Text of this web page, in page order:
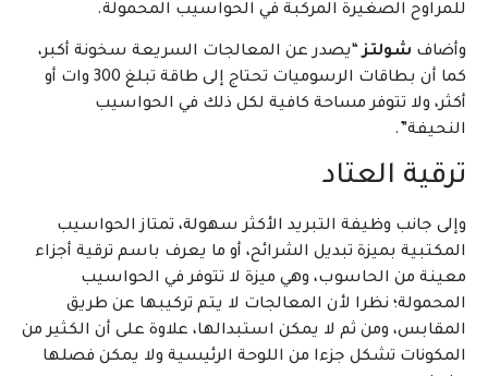
للمراوح الصغيرة المركبة في الحواسيب المحمولة.
وأضاف شولتز“يصدر عن المعالجات السريعة سخونة أكبر،
كما أن بطاقات الرسوميات تحتاج إلى طاقة تبلغ 300 وات أو
أكثر، ولا تتوفر مساحة كافية لكل ذلك في الحواسيب
النحيفة”.
ترقية العتاد
وإلى جانب وظيفة التبريد الأكثر سهولة، تمتاز الحواسيب
المكتبية بميزة تبديل الشرائح، أو ما يعرف باسم ترقية أجزاء
معينة من الحاسوب، وهي ميزة لا تتوفر في الحواسيب
المحمولة؛ نظرا لأن المعالجات لا يتم تركيبها عن طريق
المقابس، ومن ثم لا يمكن استبدالها، علاوة على أن الكثير من
المكونات تشكل جزءا من اللوحة الرئيسية ولا يمكن فصلها